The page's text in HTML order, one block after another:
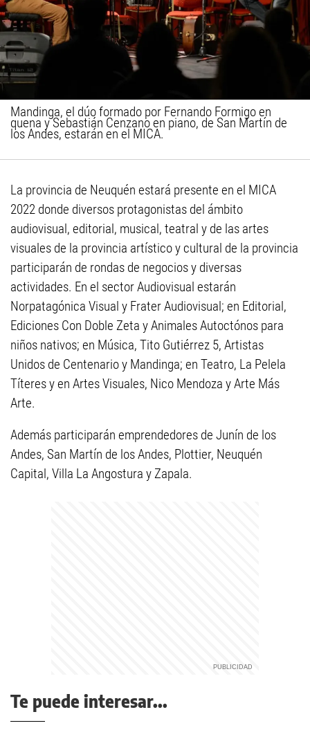
Mandinga, el dúo formado por Fernando Formigo en
quena y Sebastián Cenzano en piano, de San Martín de
los Andes, estarán en el MICA.
La provincia de Neuquén estará presente en el MICA
2022 donde diversos protagonistas del ámbito
audiovisual, editorial, musical, teatral y de las artes
visuales de la provincia artístico y cultural de la provincia
participarán de rondas de negocios y diversas
actividades. En el sector Audiovisual estarán
Norpatagónica Visual y Frater Audiovisual; en Editorial,
Ediciones Con Doble Zeta y Animales Autoctónos para
niños nativos; en Música, Tito Gutiérrez 5, Artistas
Unidos de Centenario y Mandinga; en Teatro, La Pelela
Títeres y en Artes Visuales, Nico Mendoza y Arte Más
Arte.
Además participarán emprendedores de Junín de los
Andes, San Martín de los Andes, Plottier, Neuquén
Capital, Villa La Angostura y Zapala.
Te puede interesar...